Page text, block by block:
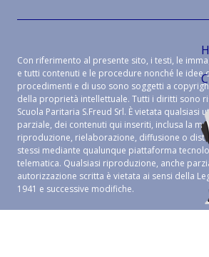
Con riferimento al presente sito, i testi, le
e tutti contenuti e le procedure nonché le idee
procedimenti e di uso sono soggetti a
della proprietà intellettuale. Tutti i diritti sono
Scuola Paritaria S.Freud Srl. È vietata qualsiasi
parziale, dei contenuti qui inseriti, inclusa la
riproduzione, rielaborazione, diffusione o
stessi mediante qualunque piattaforma
telematica. Qualsiasi riproduzione, anche
autorizzazione scritta è vietata ai sensi della
1941 e successive modifiche.
CREDITS:ALEIDE WEB AGENCY